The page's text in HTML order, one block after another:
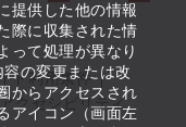
提供した他の情報
際に収集された情
って処理が異なり
の変更または改
からアクセスされ
アイコン（画面左
ト利用条件
クセシビリティ